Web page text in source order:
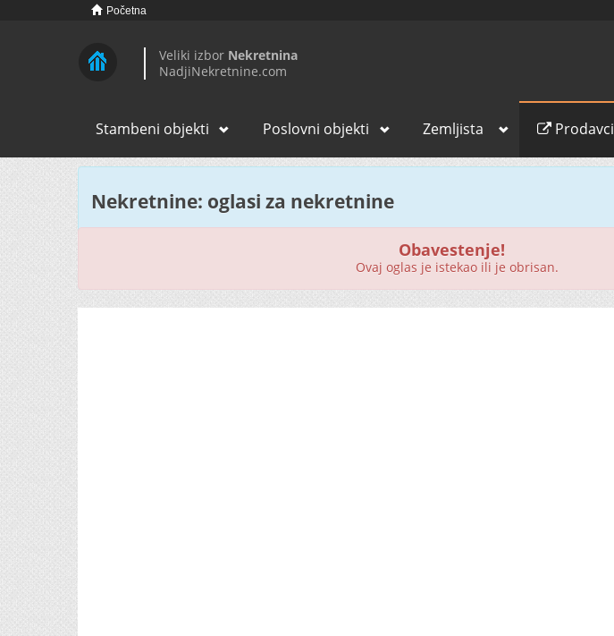
Početna
Veliki izbor Nekretnina
NadjiNekretnine.com
Stambeni objekti Poslovni objekti Zemljista Prodavci
Nekretnine: oglasi za nekretnine
Obavestenje!
Ovaj oglas je istekao ili je obrisan.